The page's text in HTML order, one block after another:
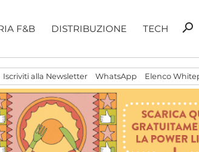
F&B DISTRIBUZIONE TECH search
Iscriviti alla Newsletter WhatsApp Elenco